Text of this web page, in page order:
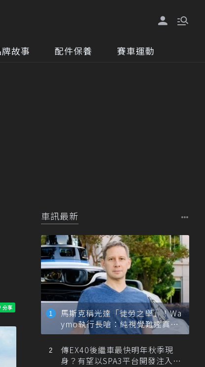
故事 配件保養 賽車運動
車訊最新
馬斯克稱光達「徒勞之舉」！Wa
ymo執行長嗆：純視覺難達真正
自動駕駛
傳EX40後繼車最快明年秋季現
身？有望以SPA3平台開發注入80